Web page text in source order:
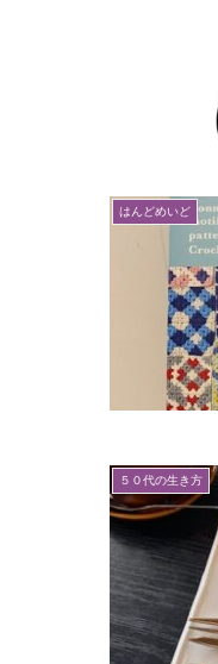
はんどめいど
５０代の生き方